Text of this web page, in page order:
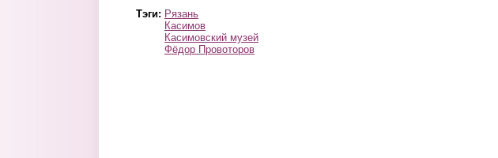
Тэги: Рязань
Касимов
Касимовский музей
Фёдор Провоторов